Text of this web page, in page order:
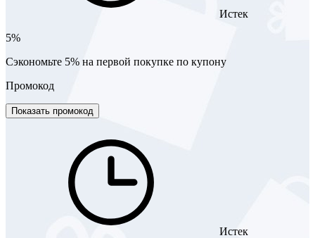
Истек
5%
Сэкономьте 5% на первой покупке по купону
Промокод
Показать промокод
Истек